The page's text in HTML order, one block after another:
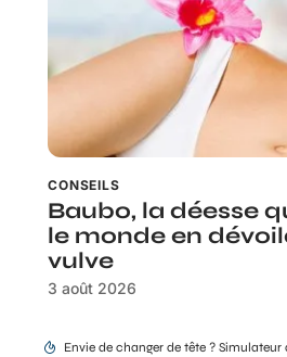
CONSEILS
Baubo, la déesse
le monde en
vulve
3 août 2026